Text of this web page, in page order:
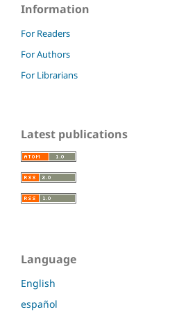
Information
For Readers
For Authors
For Librarians
Latest publications
Language
English
español